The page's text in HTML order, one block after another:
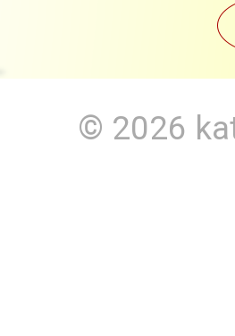
© 2026